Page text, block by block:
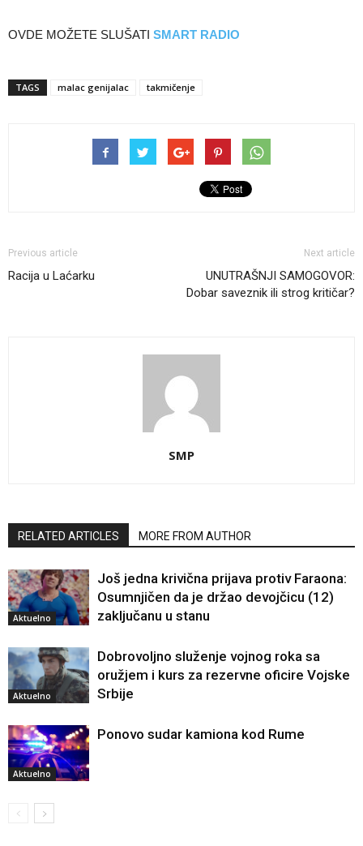
OVDE MOŽETE SLUŠATI SMART RADIO
TAGS malac genijalac takmičenje
Previous article
Racija u Laćarku
Next article
UNUTRAŠNJI SAMOGOVOR:
Dobar saveznik ili strog kritičar?
SMP
RELATED ARTICLES MORE FROM AUTHOR
Aktuelno
Još jedna krivična prijava protiv Faraona:
Osumnjičen da je držao devojčicu (12)
zaključanu u stanu
Aktuelno
Dobrovoljno služenje vojnog roka sa
oružjem i kurs za rezervne oficire Vojske
Srbije
Aktuelno
Ponovo sudar kamiona kod Rume